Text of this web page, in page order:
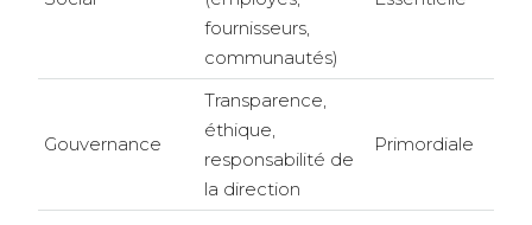
fournisseurs,
communautés)
Gouvernance
Transparence,
éthique,
responsabilité de
la direction
Primordiale